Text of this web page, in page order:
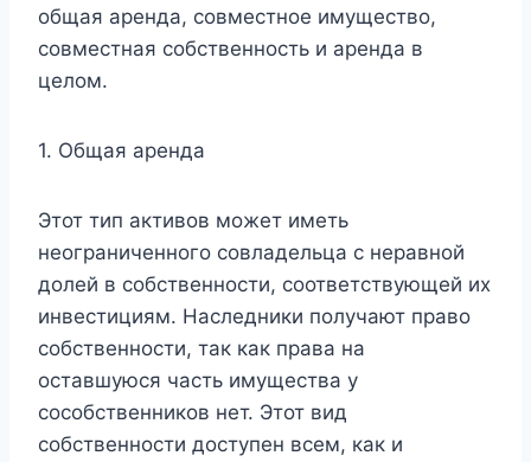
общая аренда, совместное имущество,
совместная собственность и аренда в
целом.
1. Общая аренда
Этот тип активов может иметь
неограниченного совладельца с неравной
долей в собственности, соответствующей их
инвестициям. Наследники получают право
собственности, так как права на
оставшуюся часть имущества у
сособственников нет. Этот вид
собственности доступен всем, как и